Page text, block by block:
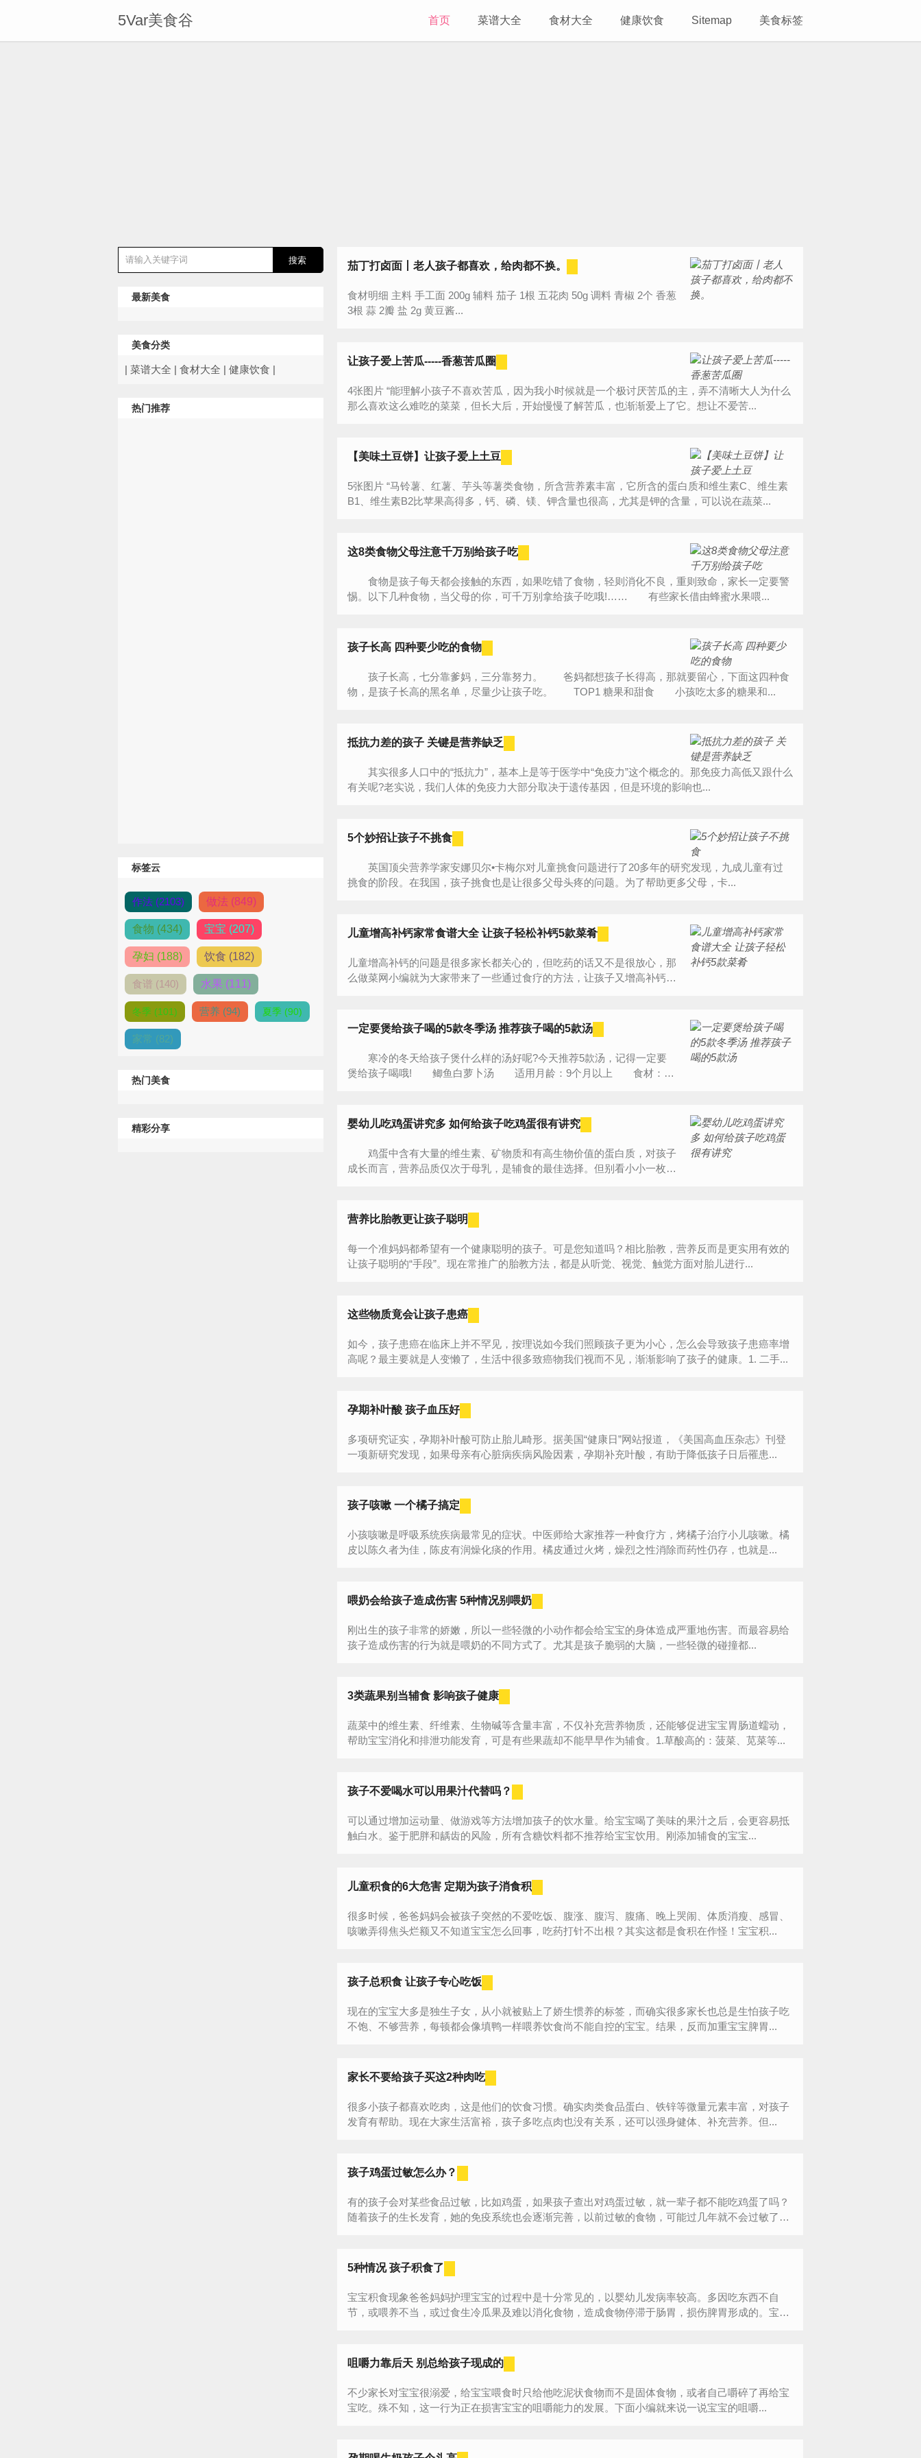
5Var美食谷 首页 菜谱大全 食材大全 健康饮食 Sitemap 美食标签
最新美食
美食分类
| 菜谱大全 | 食材大全 | 健康饮食 |
热门推荐
标签云
作法 (2103) 做法 (849)
食物 (434) 宝宝 (207)
孕妇 (188) 饮食 (182)
食谱 (140) 水果 (111)
冬季 (101) 营养 (94) 夏季 (90)
家常 (82)
热门美食
精彩分享
茄丁打卤面丨老人孩子都喜欢，给肉都不换。
食材明细 主料 手工面 200g 辅料 茄子 1根 五花肉 50g 调料 青椒 2个 香葱
3根 蒜 2瓣 盐 2g 黄豆酱...
让孩子爱上苦瓜-----香葱苦瓜圈
4张图片 “能理解小孩子不喜欢苦瓜，因为我小时候就是一个极讨厌苦瓜的主，弄不清晰大人为什么
那么喜欢这么难吃的菜菜，但长大后，开始慢慢了解苦瓜，也渐渐爱上了它。想让不爱苦...
【美味土豆饼】让孩子爱上土豆
5张图片 “马铃薯、红薯、芋头等薯类食物，所含营养素丰富，它所含的蛋白质和维生素C、维生素
B1、维生素B2比苹果高得多，钙、磷、镁、钾含量也很高，尤其是钾的含量，可以说在蔬菜...
这8类食物父母注意千万别给孩子吃
食物是孩子每天都会接触的东西，如果吃错了食物，轻则消化不良，重则致命，家长一定要警
惕。以下几种食物，当父母的你，可千万别拿给孩子吃哦!…… 有些家长借由蜂蜜水果喂...
孩子长高 四种要少吃的食物
孩子长高，七分靠爹妈，三分靠努力。 爸妈都想孩子长得高，那就要留心，下面这四种食
物，是孩子长高的黑名单，尽量少让孩子吃。 TOP1 糖果和甜食 小孩吃太多的糖果和...
抵抗力差的孩子 关键是营养缺乏
其实很多人口中的“抵抗力”，基本上是等于医学中“免疫力”这个概念的。那免疫力高低又跟什么
有关呢?老实说，我们人体的免疫力大部分取决于遗传基因，但是环境的影响也...
5个妙招让孩子不挑食
英国顶尖营养学家安娜贝尔•卡梅尔对儿童挑食问题进行了20多年的研究发现，九成儿童有过
挑食的阶段。在我国，孩子挑食也是让很多父母头疼的问题。为了帮助更多父母，卡...
儿童增高补钙家常食谱大全 让孩子轻松补钙5款菜肴
儿童增高补钙的问题是很多家长都关心的，但吃药的话又不是很放心，那
么做菜网小编就为大家带来了一些通过食疗的方法，让孩子又增高补钙又
一定要煲给孩子喝的5款冬季汤 推荐孩子喝的5款汤
寒冷的冬天给孩子煲什么样的汤好呢?今天推荐5款汤，记得一定要
煲给孩子喝哦! 鲫鱼白萝卜汤 适用月龄：9个月以上 食材：鲫
婴幼儿吃鸡蛋讲究多 如何给孩子吃鸡蛋很有讲究
鸡蛋中含有大量的维生素、矿物质和有高生物价值的蛋白质，对孩子
成长而言，营养品质仅次于母乳，是辅食的最佳选择。但别看小小一枚鸡
营养比胎教更让孩子聪明
每一个准妈妈都希望有一个健康聪明的孩子。可是您知道吗？相比胎教，营养反而是更实用有效的
让孩子聪明的“手段”。现在常推广的胎教方法，都是从听觉、视觉、触觉方面对胎儿进行...
这些物质竟会让孩子患癌
如今，孩子患癌在临床上并不罕见，按理说如今我们照顾孩子更为小心，怎么会导致孩子患癌率增
高呢？最主要就是人变懒了，生活中很多致癌物我们视而不见，渐渐影响了孩子的健康。1. 二手...
孕期补叶酸 孩子血压好
多项研究证实，孕期补叶酸可防止胎儿畸形。据美国“健康日”网站报道，《美国高血压杂志》刊登
一项新研究发现，如果母亲有心脏病疾病风险因素，孕期补充叶酸，有助于降低孩子日后罹患...
孩子咳嗽 一个橘子搞定
小孩咳嗽是呼吸系统疾病最常见的症状。中医师给大家推荐一种食疗方，烤橘子治疗小儿咳嗽。橘
皮以陈久者为佳，陈皮有润燥化痰的作用。橘皮通过火烤，燥烈之性消除而药性仍存，也就是...
喂奶会给孩子造成伤害 5种情况别喂奶
刚出生的孩子非常的娇嫩，所以一些轻微的小动作都会给宝宝的身体造成严重地伤害。而最容易给
孩子造成伤害的行为就是喂奶的不同方式了。尤其是孩子脆弱的大脑，一些轻微的碰撞都...
3类蔬果别当辅食 影响孩子健康
蔬菜中的维生素、纤维素、生物碱等含量丰富，不仅补充营养物质，还能够促进宝宝胃肠道蠕动，
帮助宝宝消化和排泄功能发育，可是有些果蔬却不能早早作为辅食。1.草酸高的：菠菜、苋菜等...
孩子不爱喝水可以用果汁代替吗？
可以通过增加运动量、做游戏等方法增加孩子的饮水量。给宝宝喝了美味的果汁之后，会更容易抵
触白水。鉴于肥胖和龋齿的风险，所有含糖饮料都不推荐给宝宝饮用。刚添加辅食的宝宝...
儿童积食的6大危害 定期为孩子消食积
很多时候，爸爸妈妈会被孩子突然的不爱吃饭、腹涨、腹泻、腹痛、晚上哭闹、体质消瘦、感冒、
咳嗽弄得焦头烂额又不知道宝宝怎么回事，吃药打针不出根？其实这都是食积在作怪！宝宝积...
孩子总积食 让孩子专心吃饭
现在的宝宝大多是独生子女，从小就被贴上了娇生惯养的标签，而确实很多家长也总是生怕孩子吃
不饱、不够营养，每顿都会像填鸭一样喂养饮食尚不能自控的宝宝。结果，反而加重宝宝脾胃...
家长不要给孩子买这2种肉吃
很多小孩子都喜欢吃肉，这是他们的饮食习惯。确实肉类食品蛋白、铁锌等微量元素丰富，对孩子
发育有帮助。现在大家生活富裕，孩子多吃点肉也没有关系，还可以强身健体、补充营养。但...
孩子鸡蛋过敏怎么办？
有的孩子会对某些食品过敏，比如鸡蛋，如果孩子查出对鸡蛋过敏，就一辈子都不能吃鸡蛋了吗？
随着孩子的生长发育，她的免疫系统也会逐渐完善，以前过敏的食物，可能过几年就不会过敏了。
5种情况 孩子积食了
宝宝积食现象爸爸妈妈护理宝宝的过程中是十分常见的，以婴幼儿发病率较高。多因吃东西不自
节，或喂养不当，或过食生冷瓜果及难以消化食物，造成食物停滞于肠胃，损伤脾胃形成的。宝
咀嚼力靠后天 别总给孩子现成的
不少家长对宝宝很溺爱，给宝宝喂食时只给他吃泥状食物而不是固体食物，或者自己嚼碎了再给宝
宝吃。殊不知，这一行为正在损害宝宝的咀嚼能力的发展。下面小编就来说一说宝宝的咀嚼...